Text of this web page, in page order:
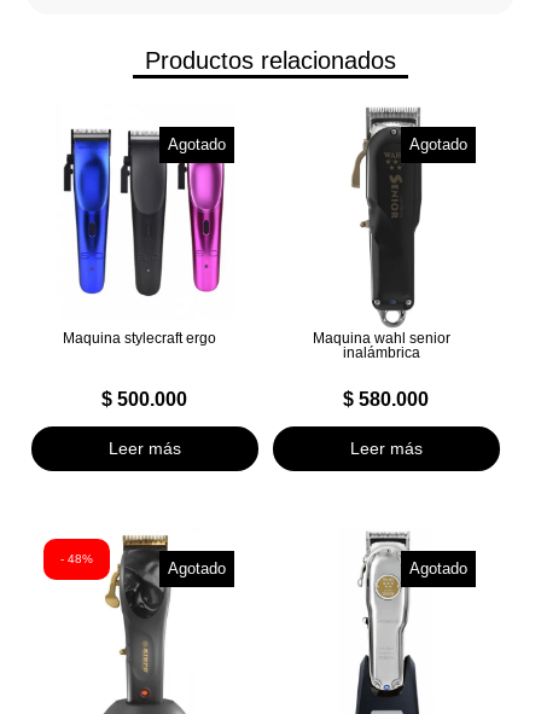
Productos relacionados
Agotado
Maquina stylecraft ergo
$ 500.000
Leer más
Agotado
Maquina wahl senior
inalámbrica
$ 580.000
Leer más
- 48%
Agotado Agotado